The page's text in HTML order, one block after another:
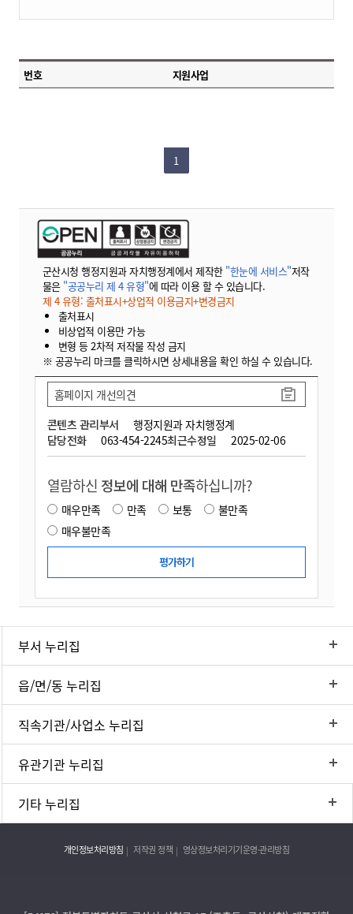
번호 지원사업
1
군산시청 행정지원과 자치행정계에서 제작한 "한눈에 서비스"저작
물은 "공공누리 제 4 유형"에 따라 이용 할 수 있습니다.
제 4 유형: 출처표시+상업적 이용금지+변경금지
출처표시
비상업적 이용만 가능
변형 등 2차적 저작물 작성 금지
※ 공공누리 마크를 클릭하시면 상세내용을 확인 하실 수 있습니다.
콘텐츠 관리부서
행정지원과 자치행정계
담당전화
063-454-2245최근수정일 2025-02-06
홈페이지 개선의견
열람하신 정보에 대해 만족하십니까?
매우만족 만족 보통
불만족
매우불만족
부서 누리집
읍/면/동 누리집
직속기관/사업소 누리집
유관기관 누리집
기타 누리집
개인정보처리방침 저작권 정책 영상정보처리기기운영·관리방침